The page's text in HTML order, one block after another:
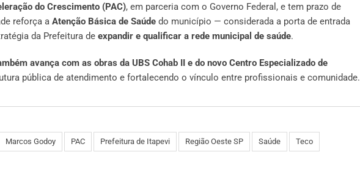
do Crescimento (PAC), em parceria com o Governo Federal, e tem prazo de
reforça a Atenção Básica de Saúde do município — considerada a porta de entrada
da Prefeitura de expandir e qualificar a rede municipal de saúde.
avança com as obras da UBS Cohab II e do novo Centro Especializado de
pública de atendimento e fortalecendo o vínculo entre profissionais e comunidade.
Marcos Godoy PAC Prefeitura de Itapevi Região Oeste SP Saúde Teco